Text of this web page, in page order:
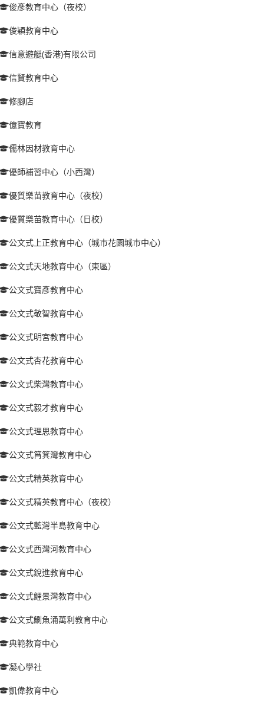
俊彥教育中心（夜校）
俊穎教育中心
信意遊艇(香港)有限公司
信賢教育中心
修腳店
億寶教育
儒林因材教育中心
優師補習中心（小西灣）
優質樂苗教育中心（夜校）
優質樂苗教育中心（日校）
公文式上正教育中心（城巿花園城巿中心）
公文式天地教育中心（東區）
公文式寶彥教育中心
公文式敬智教育中心
公文式明宮教育中心
公文式杏花教育中心
公文式柴灣教育中心
公文式毅才教育中心
公文式理思教育中心
公文式筲箕灣教育中心
公文式精英教育中心
公文式精英教育中心（夜校）
公文式藍灣半島教育中心
公文式西灣河教育中心
公文式銳進教育中心
公文式鯉景灣教育中心
公文式鰂魚涌萬利教育中心
典範教育中心
凝心學社
凱偉教育中心